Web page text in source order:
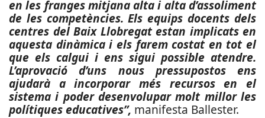
en les franges mitjana alta i alta d’assoliment
de les competències. Els equips docents dels
centres del Baix Llobregat estan implicats en
aquesta dinàmica i els farem costat en tot el
que els calgui i ens sigui possible atendre.
L’aprovació d’uns nous pressupostos ens
ajudarà a incorporar més recursos en el
sistema i poder desenvolupar molt millor les
polítiques educatives”, manifesta Ballester.